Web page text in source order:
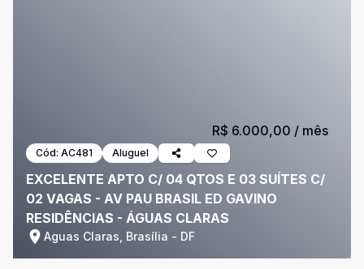
Cód: AC481 Aluguel
EXCELENTE APTO C/ 04 QTOS E 03 SUÍTES C/
02 VAGAS - AV PAU BRASIL ED GAVINO
RESIDÊNCIAS - ÁGUAS CLARAS
Aguas Claras, Brasília - DF
R$ 6.000,00 / mês